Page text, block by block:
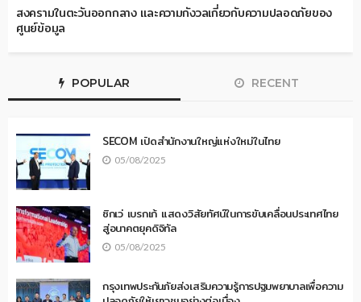
สงครามในตะวันออกกลาง และความกังวลเกี่ยวกับความปลอดภัยของ
ศูนย์ข้อมูล
POPULAR RECENT
SECOM เปิดสำนักงานใหญ่แห่งใหม่ในไทย
05/08/2025
ซิกเว่ เบรกเก้ แสดงวิสัยทัศน์ในการขับเคลื่อนประเทศไทย
สู่อนาคตยุคดิจิทัล
05/08/2025
กรุงเทพประกันภัยส่งเสริมความรู้การปฐมพยาบาลเพื่อความ